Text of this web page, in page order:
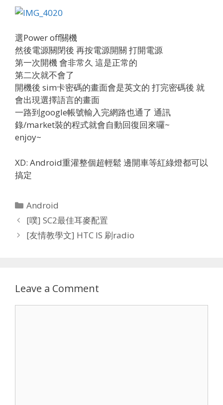
選Power off關機
然後電源關閉後 再按電源開關 打開電源
第一次開機 會非常久 這是正常的
第二次就不會了
開機後 sim卡密碼的畫面會是英文的 打完密碼後 就
會出現選擇語言的畫面
一路到google帳號輸入完網路也通了 通訊
錄/market裝的程式就會自動回復回來囉~
enjoy~
XD: Android重灌整個超輕鬆 邊開車等紅綠燈都可以
搞定
Categories
Android
[噗] SC2最佳耳麥配置
[友情教學文] HTC IS 刷radio
Leave a Comment